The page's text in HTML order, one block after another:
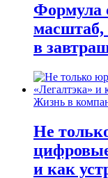
Формула
масштаб,
в
Жизнь в
Не
и как